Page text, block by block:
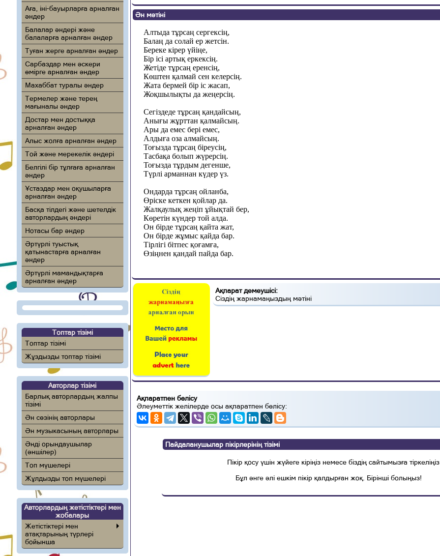
Аға, іні-бауырларға арналған
әндер
Балалар әндері және
балаларға арналған әндер
Туған жерге арналған әндер
Сарбаздар мен әскери
өмірге арналған әндер
Махаббат туралы әндер
Термелер және терең
мағыналы әндер
Достар мен достыққа
арналған әндер
Алыс жолға арналған әндер
Той және мерекелік әндері
Белгілі бір тұлғаға арналған
әндер
Ұстаздар мен оқушыларға
арналған әндер
Басқа тілдегі және шетелдік
авторлардың әндері
Нотасы бар әндер
Әртүрлі туыстық
қатынастарға арналған
әндер
Әртүрлі мамандықтарға
арналған әндер
Топтар тізімі
Топтар тізімі
Жұздызды топтар тізімі
Авторлар тізімі
Барлық авторлардың жалпы
тізімі
Ән сөзінің авторлары
Ән музыкасының авторлары
Әнді орындаушылар
(әншілер)
Топ мүшелері
Жұлдызды топ мүшелері
Авторлардың жетістіктері мен
жобалары
Жетістіктері мен
атақтарының түрлері
бойынша
Ән мәтіні
Алтыда тұрсаң сергексің,
Балаң да солай ер жетсін.
Береке кірер үйіңе,
Бір ісі артық еркексің.
Жетіде тұрсаң еренсің,
Көштен қалмай сен келерсің.
Жата бермей бір іс жасап,
Жоқшылықты да жеңерсің.
Сегіздеде тұрсаң қандайсың,
Анығы жұрттан қалмайсың.
Ары да емес бері емес,
Алдыға оза алмайсың.
Тоғызда тұрсаң біреусің,
Тасбақа болып жүрерсің.
Тоғызда тұрдым дегенше,
Түрлі арманнан күдер үз.
Ондарда тұрсаң ойланба,
Өріске кеткен қойлар да.
Жалқаулық жеңіп ұйықтай бер,
Көретін күндер той алда.
Он бірде тұрсаң қайта жат,
Он бірде жұмыс қайда бар.
Тірлігі бітпес қоғамға,
Өзіңнен қандай пайда бар.
Ақпарат демеушісі:
Сіздің жарнамаңыздың мәтіні
Ақпаратпен бөлісу
Әлеуметтік желілерде осы ақпаратпен бөлісу:
Пайдаланушылар пікірлерінің тізімі
Пікір қосу үшін жүйеге кіріңіз немесе біздің сайтымызға тіркеліңіз
Бұл әнге әлі ешкім пікір қалдырған жоқ. Бірінші болыңыз!